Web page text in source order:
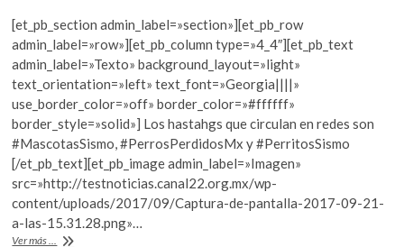
e
b
o
o
k
itt
er
at
s
A
p
p
[et_pb_section admin_label=»section»][et_pb_row
admin_label=»row»][et_pb_column type=»4_4″][et_pb_text
admin_label=»Texto» background_layout=»light»
text_orientation=»left» text_font=»Georgia||||»
use_border_color=»off» border_color=»#ffffff»
border_style=»solid»] Los hastahgs que circulan en redes son
#MascotasSismo, #PerrosPerdidosMx y #PerritosSismo
[/et_pb_text][et_pb_image admin_label=»Imagen»
src=»http://testnoticias.canal22.org.mx/wp-
content/uploads/2017/09/Captura-de-pantalla-2017-09-21-
a-las-15.31.28.png»…
Ver más ...
¿Cómo